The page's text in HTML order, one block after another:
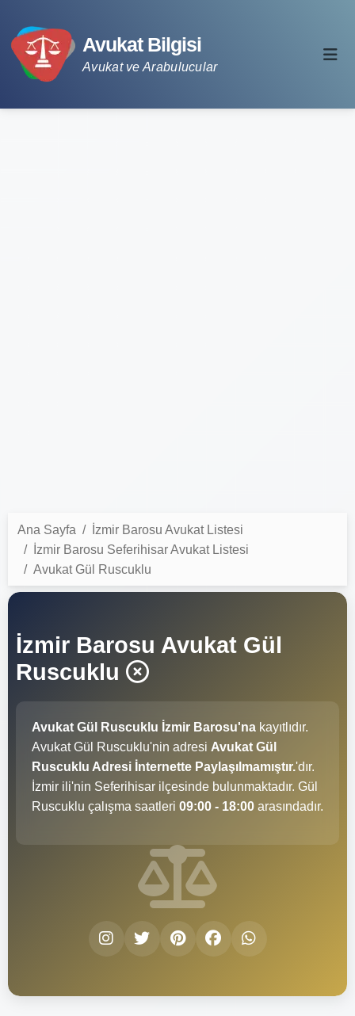
Avukat Bilgisi
Avukat ve Arabulucular
Ana Sayfa
İzmir Barosu Avukat Listesi
İzmir Barosu Seferihisar Avukat Listesi
Avukat Gül Ruscuklu
İzmir Barosu Avukat Gül
Ruscuklu
Avukat Gül Ruscuklu İzmir Barosu'na kayıtlıdır.
Avukat Gül Ruscuklu'nin adresi Avukat Gül
Ruscuklu Adresi İnternette Paylaşılmamıştır.'dır.
İzmir ili'nin Seferihisar ilçesinde bulunmaktadır. Gül
Ruscuklu çalışma saatleri 09:00 - 18:00 arasındadır.